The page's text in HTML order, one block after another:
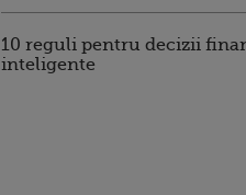
10 reguli pentru decizii
inteligente